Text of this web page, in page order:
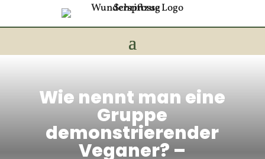
Wie nennt man eine
Gruppe
demonstrierender